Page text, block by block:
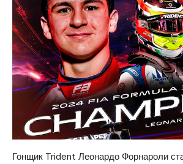
Гонщик Trident Леонардо Форнароли